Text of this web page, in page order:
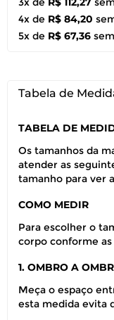
4x de R$ 84,20
5x de R$ 67,36
Tabela de
TABELA DE
Os tamanhos da
atender as
tamanho para ver
COMO MEDIR
Para escolher o
corpo conforme
1. OMBRO A
Meça o espaço
esta medida evita